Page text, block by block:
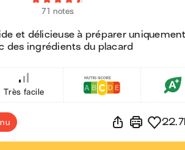
71 notes
et délicieuse à préparer
des ingrédients du placard
Très facile